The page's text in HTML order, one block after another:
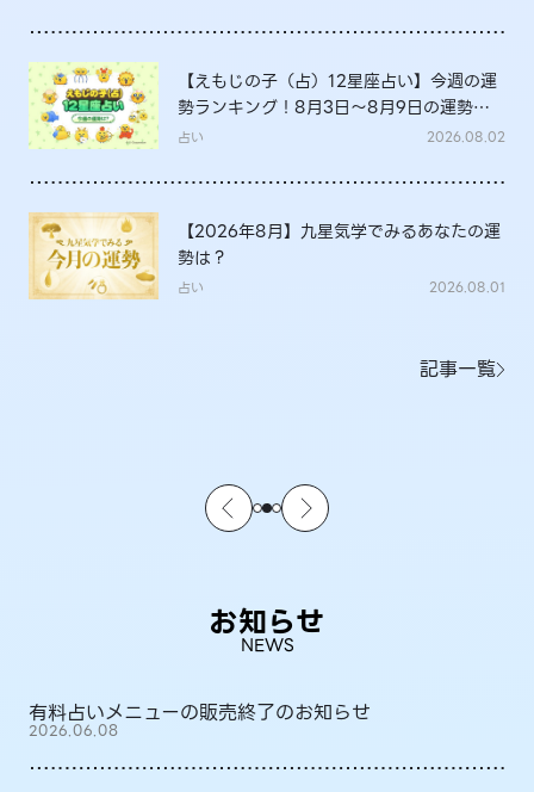
【えもじの子（占）12星座占い】今週の運
勢ランキング！8月3日～8月9日の運勢
は？
占い 2026.08.02
【2026年8月】九星気学でみるあなたの運
勢は？
占い 2026.08.01
記事一覧
お知らせ
NEWS
有料占いメニューの販売終了のお知らせ
2026.06.08